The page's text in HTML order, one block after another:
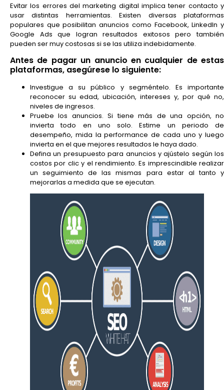
Evitar los errores del marketing digital implica tener contacto y
usar distintas herramientas. Existen diversas plataformas
populares que posibilitan anuncios como Facebook, LinkedIn y
Google Ads que logran resultados exitosos pero también
pueden ser muy costosas si se las utiliza indebidamente.
Antes de pagar un anuncio en cualquier de estas
plataformas, asegúrese lo siguiente:
Investigue a su público y segméntelo. Es importante
reconocer su edad, ubicación, intereses y, por qué no,
niveles de ingresos.
Pruebe los anuncios. Si tiene más de una opción, no
invierta todo en uno solo. Estime un periodo de
desempeño, mida la performance de cada uno y luego
invierta en el que mejores resultados le haya dado.
Defina un presupuesto para anuncios y ajústelo según los
costos por clic y el rendimiento. Es imprescindible realizar
un seguimiento de las mismas para estar al tanto y
mejorarlas a medida que se ejecutan.